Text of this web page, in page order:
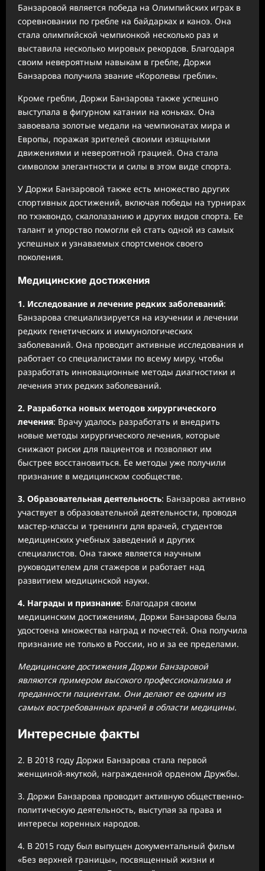
Банзаровой является победа на Олимпийских играх в
соревновании по гребле на байдарках и каноэ. Она
стала олимпийской чемпионкой несколько раз и
выставила несколько мировых рекордов. Благодаря
своим невероятным навыкам в гребле, Доржи
Банзарова получила звание «Королевы гребли».
Кроме гребли, Доржи Банзарова также успешно
выступала в фигурном катании на коньках. Она
завоевала золотые медали на чемпионатах мира и
Европы, поражая зрителей своими изящными
движениями и невероятной грацией. Она стала
символом элегантности и силы в этом виде спорта.
У Доржи Банзаровой также есть множество других
спортивных достижений, включая победы на турнирах
по тхэквондо, скалолазанию и других видов спорта. Ее
талант и упорство помогли ей стать одной из самых
успешных и узнаваемых спортсменок своего
поколения.
Медицинские достижения
1. Исследование и лечение редких заболеваний:
Банзарова специализируется на изучении и лечении
редких генетических и иммунологических
заболеваний. Она проводит активные исследования и
работает со специалистами по всему миру, чтобы
разработать инновационные методы диагностики и
лечения этих редких заболеваний.
2. Разработка новых методов хирургического
лечения: Врачу удалось разработать и внедрить
новые методы хирургического лечения, которые
снижают риски для пациентов и позволяют им
быстрее восстановиться. Ее методы уже получили
признание в медицинском сообществе.
3. Образовательная деятельность: Банзарова активно
участвует в образовательной деятельности, проводя
мастер-классы и тренинги для врачей, студентов
медицинских учебных заведений и других
специалистов. Она также является научным
руководителем для стажеров и работает над
развитием медицинской науки.
4. Награды и признание: Благодаря своим
медицинским достижениям, Доржи Банзарова была
удостоена множества наград и почестей. Она получила
признание не только в России, но и за ее пределами.
Медицинские достижения Доржи Банзаровой
являются примером высокого профессионализма и
преданности пациентам. Они делают ее одним из
самых востребованных врачей в области медицины.
Интересные факты
2. В 2018 году Доржи Банзарова стала первой
женщиной-якуткой, награжденной орденом Дружбы.
3. Доржи Банзарова проводит активную общественно-
политическую деятельность, выступая за права и
интересы коренных народов.
4. В 2015 году был выпущен документальный фильм
«Без верхней границы», посвященный жизни и